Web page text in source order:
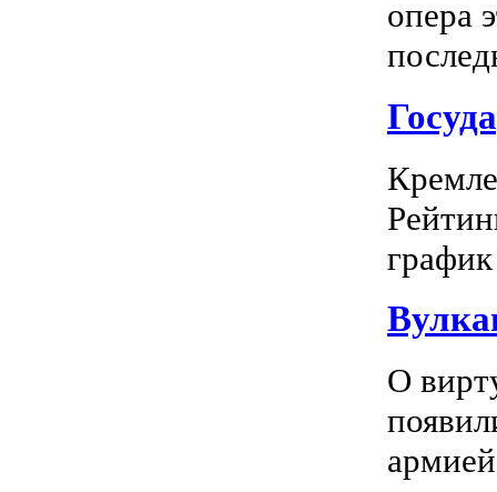
опера
О